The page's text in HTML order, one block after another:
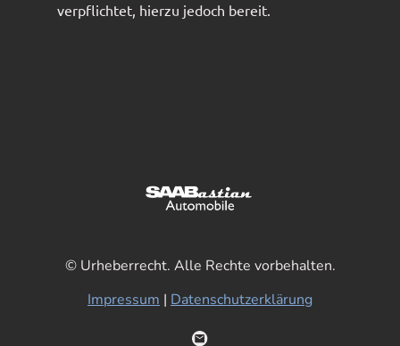
verpflichtet, hierzu jedoch bereit.
© Urheberrecht. Alle Rechte vorbehalten.
Impressum | Datenschutzerklärung